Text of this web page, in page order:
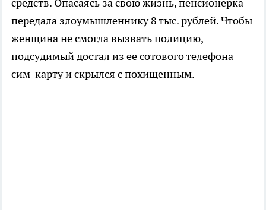
средств. Опасаясь за свою жизнь, пенсионерка
передала злоумышленнику 8 тыс. рублей. Чтобы
женщина не смогла вызвать полицию,
подсудимый достал из ее сотового телефона
сим-карту и скрылся с похищенным.